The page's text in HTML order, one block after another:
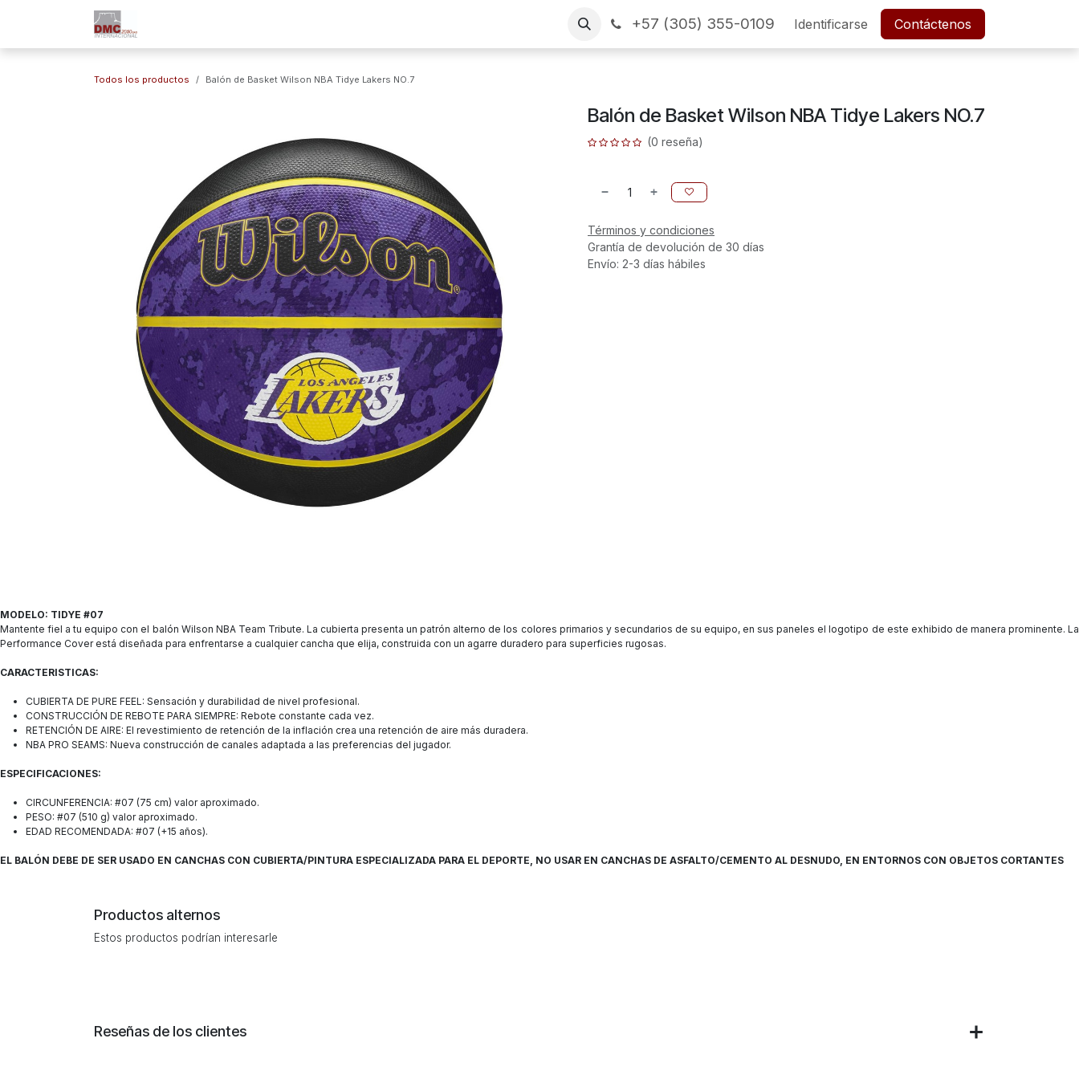
CONTÁCTENOS Financiamiento SERVICIO POSTVENTA Empleos
+57 (305) 355-0109 Identificarse Contáctenos
Todos los productos Balón de Basket Wilson NBA Tidye Lakers NO.7
Balón de Basket Wilson NBA Tidye Lakers NO.7
(0 reseña)
Términos y condiciones
Grantía de devolución de 30 días
Envío: 2-3 días hábiles
MODELO: TIDYE #07
Mantente fiel a tu equipo con el balón Wilson NBA Team Tribute. La cubierta presenta un patrón alterno de los colores primarios y secundarios de su equipo, en sus paneles el logotipo de este exhibido de manera prominente. La
Performance Cover está diseñada para enfrentarse a cualquier cancha que elija, construida con un agarre duradero para superficies rugosas.
CARACTERISTICAS:
CUBIERTA DE PURE FEEL: Sensación y durabilidad de nivel profesional.
CONSTRUCCIÓN DE REBOTE PARA SIEMPRE: Rebote constante cada vez.
RETENCIÓN DE AIRE: El revestimiento de retención de la inflación crea una retención de aire más duradera.
NBA PRO SEAMS: Nueva construcción de canales adaptada a las preferencias del jugador.
ESPECIFICACIONES:
CIRCUNFERENCIA: #07 (75 cm) valor aproximado.
PESO: #07 (510 g) valor aproximado.
EDAD RECOMENDADA: #07 (+15 años).
EL BALÓN DEBE DE SER USADO EN CANCHAS CON CUBIERTA/PINTURA ESPECIALIZADA PARA EL DEPORTE, NO USAR EN CANCHAS DE ASFALTO/CEMENTO AL DESNUDO, EN ENTORNOS CON OBJETOS CORTANTES
Productos alternos
Estos productos podrían interesarle
Reseñas de los clientes